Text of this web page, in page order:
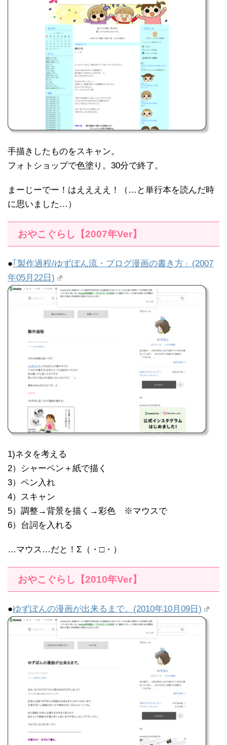
手描きしたものをスキャン。
フォトショップで色塗り。30分で終了。
まーじーでー！はええええ！（…と単行本を読んだ時
に思いました…）
おやこぐらし【2007年Ver】
●｢製作過程/ゆずぽん流・ブログ漫画の書き方」(2007
年05月22日)
1)ネタを考える
2）シャーペン＋紙で描く
3）ペン入れ
4）スキャン
5）調整→背景を描く→彩色 ※マウスで
6）台詞を入れる
…マウス…だと！Σ（・□・）
おやこぐらし【2010年Ver】
●ゆずぽんの漫画が出来るまで。(2010年10月09日)